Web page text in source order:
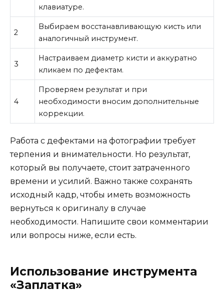
клавиатуре.
2
Выбираем восстанавливающую кисть или
аналогичный инструмент.
3
Настраиваем диаметр кисти и аккуратно
кликаем по дефектам.
4
Проверяем результат и при
необходимости вносим дополнительные
коррекции.
Работа с дефектами на фотографии требует
терпения и внимательности. Но результат,
который вы получаете, стоит затраченного
времени и усилий. Важно также сохранять
исходный кадр, чтобы иметь возможность
вернуться к оригиналу в случае
необходимости. Напишите свои комментарии
или вопросы ниже, если есть.
Использование инструмента
«Заплатка»